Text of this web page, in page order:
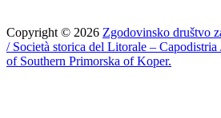
Copyright © 2026 Zgodovinsko društvo
/ Società storica del Litorale –
of Southern Primorska of Koper.